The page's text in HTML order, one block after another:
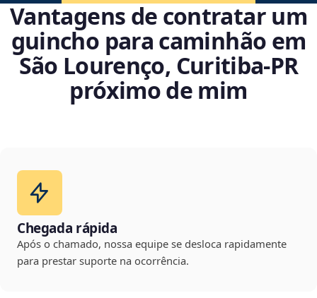
Vantagens de contratar um
guincho para caminhão em
São Lourenço, Curitiba‑PR
próximo de mim
Chegada rápida
Após o chamado, nossa equipe se desloca rapidamente
para prestar suporte na ocorrência.